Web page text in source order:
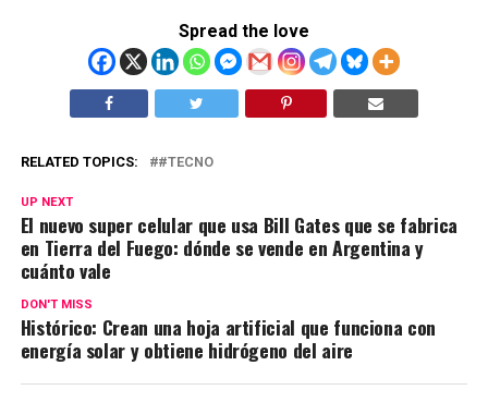
Spread the love
RELATED TOPICS: #TECNO
UP NEXT
El nuevo super celular que usa Bill Gates que se fabrica
en Tierra del Fuego: dónde se vende en Argentina y
cuánto vale
DON'T MISS
Histórico: Crean una hoja artificial que funciona con
energía solar y obtiene hidrógeno del aire